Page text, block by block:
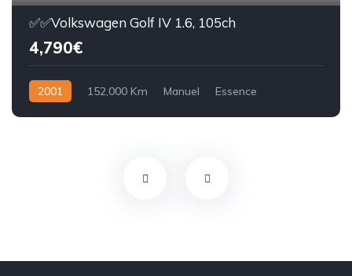
✅✅Volkswagen Golf IV 1.6, 105ch
4,790€
2001 152,000 Km Manuel Essence